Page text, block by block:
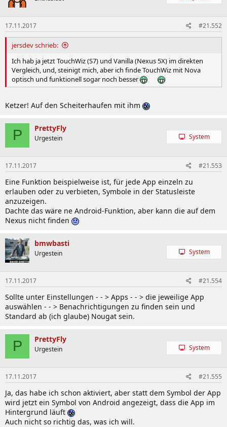
17.11.2017 #21.552
jersdev schrieb:
Ich hab ja jetzt TouchWiz (S7) und Vanilla (Nexus 5X) im direkten
Vergleich, und, steinigt mich, aber ich finde TouchWiz mit Nova
optisch und funktionell sogar noch besser
Ketzer! Auf den Scheiterhaufen mit ihm
P PrettyFly
Urgestein System
17.11.2017 #21.553
Eine Funktion beispielweise ist, für jede App einzeln zu
erlauben oder zu verbieten, Symbole in der Statusleiste
anzuzeigen.
Dachte das wäre ne Android-Funktion, aber kann die auf dem
Nexus nicht finden
bmwbasti
Urgestein System
17.11.2017 #21.554
Sollte unter Einstellungen - - > Apps - - > die jeweilige App
auswählen - - > Benachrichtigungen zu finden sein und
Standard ab (ich glaube) Nougat sein.
P PrettyFly
Urgestein System
17.11.2017 #21.555
Ja, das habe ich schon aktiviert, aber statt dem Symbol der App
wird jetzt ein Symbol von Android angezeigt, dass die App im
Hintergrund läuft
Auch nicht so richtig das, was ich will.